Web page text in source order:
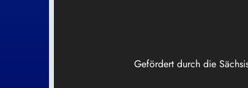
Gefördert durch die